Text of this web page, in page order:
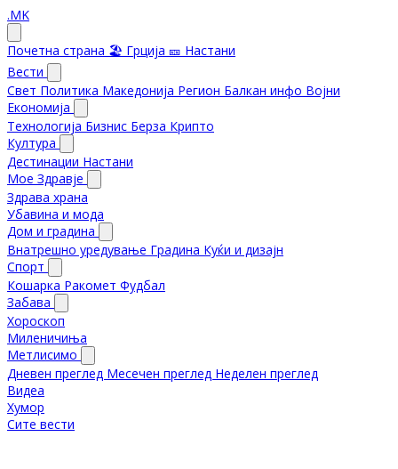
.MK
Почетна страна 🏖️ Грција 🎫 Настани
Вести
Свет Политика Македонија Регион Балкан инфо Војни
Економија
Технологија Бизнис Берза Крипто
Култура
Дестинации Настани
Мое Здравје
Здрава храна
Убавина и мода
Дом и градина
Внатрешно уредување Градина Куќи и дизајн
Спорт
Кошарка Ракомет Фудбал
Забава
Хороскоп
Миленичиња
Метлисимо
Дневен преглед Месечен преглед Неделен преглед
Видеа
Хумор
Сите вести